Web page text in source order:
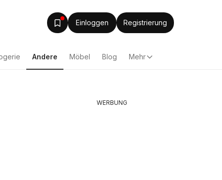
Einloggen Registrierung
Andere Möbel Blog Mehr
WERBUNG